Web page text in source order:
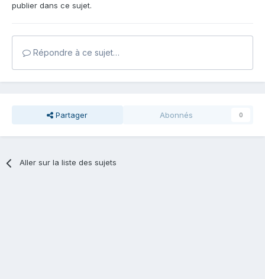
publier dans ce sujet.
Répondre à ce sujet…
Partager Abonnés 0
Aller sur la liste des sujets